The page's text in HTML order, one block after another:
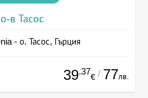
о-в Тасос
- о. Тасос, Гърция
39.37
€ / 77лв.